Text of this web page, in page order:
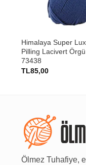
Himalaya Super
Pilling Lacivert
73438
TL85,00
Ölmez Tuhafiye,